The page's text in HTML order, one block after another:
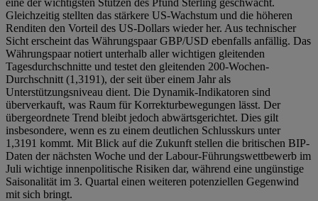
Gleichzeitig stellten das stärkere US-Wachstum und die höheren
Renditen den Vorteil des US-Dollars wieder her. Aus technischer
Sicht erscheint das Währungspaar GBP/USD ebenfalls anfällig. Das
Währungspaar notiert unterhalb aller wichtigen gleitenden
Tagesdurchschnitte und testet den gleitenden 200-Wochen-
Durchschnitt (1,3191), der seit über einem Jahr als
Unterstützungsniveau dient. Die Dynamik-Indikatoren sind
überverkauft, was Raum für Korrekturbewegungen lässt. Der
übergeordnete Trend bleibt jedoch abwärtsgerichtet. Dies gilt
insbesondere, wenn es zu einem deutlichen Schlusskurs unter
1,3191 kommt. Mit Blick auf die Zukunft stellen die britischen BIP-
Daten der nächsten Woche und der Labour-Führungswettbewerb im
Juli wichtige innenpolitische Risiken dar, während eine ungünstige
Saisonalität im 3. Quartal einen weiteren potenziellen Gegenwind
mit sich bringt.